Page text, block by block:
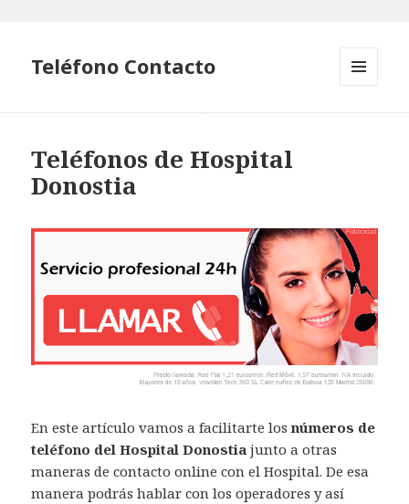
Teléfono Contacto
Teléfonos de Hospital
Donostia
En este artículo vamos a facilitarte losnúmeros de
teléfono del Hospital Donostia junto a otras
maneras de contacto online con el Hospital. De esa
manera podrás hablar con los operadores y así